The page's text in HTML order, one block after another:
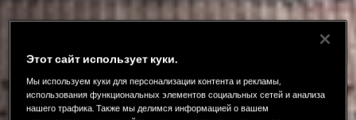
Этот сайт использует куки.
Мы используем куки для персонализации контента и рекламы,
использования функциональных элементов социальных сетей и анализа
нашего трафика. Также мы делимся информацией о вашем